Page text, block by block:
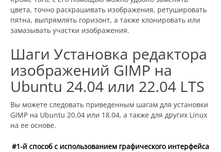
цвета, точно раскрашивать изображения, ретушировать
пятна, выпрямлять горизонт, а также клонировать или
замазывать участки изображения.
Шаги Установка редактора
изображений GIMP на
Ubuntu 24.04 или 22.04 LTS
Вы можете следовать приведенным шагам для установки
GIMP на Ubuntu 20.04 или 18.04, а также для других Linux
на ее основе.
#1-й способ с использованием графического интерфейса